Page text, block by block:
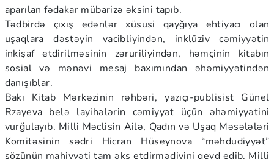
aparılan fədakar mübarizə əksini tapıb.
Tədbirdə çıxış edənlər xüsusi qayğıya ehtiyacı olan
uşaqlara dəstəyin vacibliyindən, inklüziv cəmiyyətin
inkişaf etdirilməsinin zəruriliyindən, həmçinin kitabın
sosial və mənəvi mesaj baxımından əhəmiyyətindən
danışıblar.
Bakı Kitab Mərkəzinin rəhbəri, yazıçı-publisist Günel
Rzayeva belə layihələrin cəmiyyət üçün əhəmiyyətini
vurğulayıb. Milli Məclisin Ailə, Qadın və Uşaq Məsələləri
Komitəsinin sədri Hicran Hüseynova “məhdudiyyət”
sözünün mahiyyəti tam əks etdirmədiyini qeyd edib. Milli